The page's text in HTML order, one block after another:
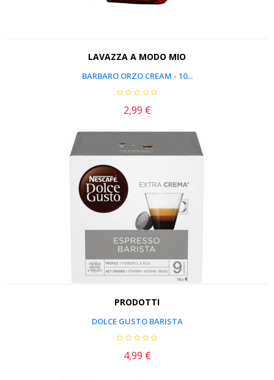
LAVAZZA A MODO MIO
BARBARO ORZO CREAM - 10...
Prezzo
2,99 €
PRODOTTI
DOLCE GUSTO BARISTA
Prezzo
4,99 €